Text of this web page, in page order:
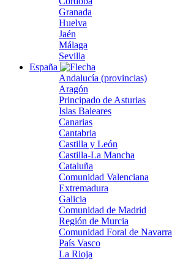
Granada
Huelva
Jaén
Málaga
Sevilla
España
Andalucía (provincias)
Aragón
Principado de Asturias
Islas Baleares
Canarias
Cantabria
Castilla y León
Castilla-La Mancha
Cataluña
Comunidad Valenciana
Extremadura
Galicia
Comunidad de Madrid
Región de Murcia
Comunidad Foral de Navarra
País Vasco
La Rioja